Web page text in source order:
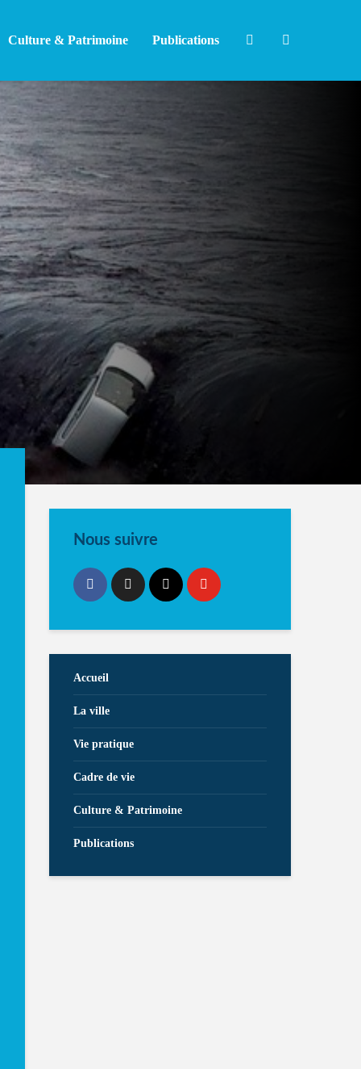
Culture & Patrimoine Publications
Nous suivre
Accueil
La ville
Vie pratique
Cadre de vie
Culture & Patrimoine
Publications